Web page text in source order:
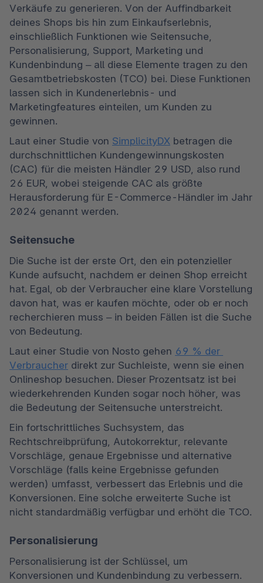
Verkäufe zu generieren. Von der Auffindbarkeit
deines Shops bis hin zum Einkaufserlebnis,
einschließlich Funktionen wie Seitensuche,
Personalisierung, Support, Marketing und
Kundenbindung – all diese Elemente tragen zu den
Gesamtbetriebskosten (TCO) bei. Diese Funktionen
lassen sich in Kundenerlebnis- und
Marketingfeatures einteilen, um Kunden zu
gewinnen.
Laut einer Studie von SimplicityDX betragen die
durchschnittlichen Kundengewinnungskosten
(CAC) für die meisten Händler 29 USD, also rund
26 EUR, wobei steigende CAC als größte
Herausforderung für E-Commerce-Händler im Jahr
2024 genannt werden.
Seitensuche
Die Suche ist der erste Ort, den ein potenzieller
Kunde aufsucht, nachdem er deinen Shop erreicht
hat. Egal, ob der Verbraucher eine klare Vorstellung
davon hat, was er kaufen möchte, oder ob er noch
recherchieren muss – in beiden Fällen ist die Suche
von Bedeutung.
Laut einer Studie von Nosto gehen 69 % der
Verbraucher direkt zur Suchleiste, wenn sie einen
Onlineshop besuchen. Dieser Prozentsatz ist bei
wiederkehrenden Kunden sogar noch höher, was
die Bedeutung der Seitensuche unterstreicht.
Ein fortschrittliches Suchsystem, das
Rechtschreibprüfung, Autokorrektur, relevante
Vorschläge, genaue Ergebnisse und alternative
Vorschläge (falls keine Ergebnisse gefunden
werden) umfasst, verbessert das Erlebnis und die
Konversionen. Eine solche erweiterte Suche ist
nicht standardmäßig verfügbar und erhöht die TCO.
Personalisierung
Personalisierung ist der Schlüssel, um